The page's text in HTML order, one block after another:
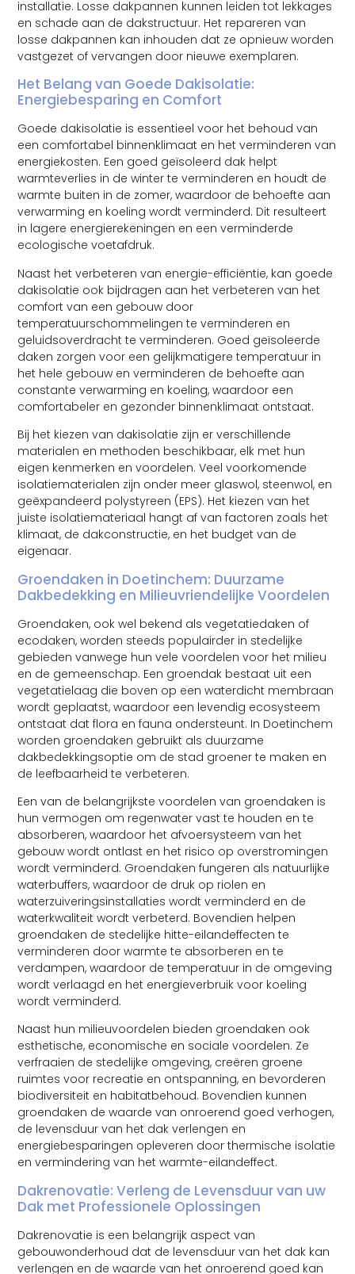
installatie. Losse dakpannen kunnen leiden tot lekkages
en schade aan de dakstructuur. Het repareren van
losse dakpannen kan inhouden dat ze opnieuw worden
vastgezet of vervangen door nieuwe exemplaren.
Het Belang van Goede Dakisolatie:
Energiebesparing en Comfort
Goede dakisolatie is essentieel voor het behoud van
een comfortabel binnenklimaat en het verminderen van
energiekosten. Een goed geïsoleerd dak helpt
warmteverlies in de winter te verminderen en houdt de
warmte buiten in de zomer, waardoor de behoefte aan
verwarming en koeling wordt verminderd. Dit resulteert
in lagere energierekeningen en een verminderde
ecologische voetafdruk.
Naast het verbeteren van energie-efficiëntie, kan goede
dakisolatie ook bijdragen aan het verbeteren van het
comfort van een gebouw door
temperatuurschommelingen te verminderen en
geluidsoverdracht te verminderen. Goed geïsoleerde
daken zorgen voor een gelijkmatigere temperatuur in
het hele gebouw en verminderen de behoefte aan
constante verwarming en koeling, waardoor een
comfortabeler en gezonder binnenklimaat ontstaat.
Bij het kiezen van dakisolatie zijn er verschillende
materialen en methoden beschikbaar, elk met hun
eigen kenmerken en voordelen. Veel voorkomende
isolatiematerialen zijn onder meer glaswol, steenwol, en
geëxpandeerd polystyreen (EPS). Het kiezen van het
juiste isolatiemateriaal hangt af van factoren zoals het
klimaat, de dakconstructie, en het budget van de
eigenaar.
Groendaken in Doetinchem: Duurzame
Dakbedekking en Milieuvriendelijke Voordelen
Groendaken, ook wel bekend als vegetatiedaken of
ecodaken, worden steeds populairder in stedelijke
gebieden vanwege hun vele voordelen voor het milieu
en de gemeenschap. Een groendak bestaat uit een
vegetatielaag die boven op een waterdicht membraan
wordt geplaatst, waardoor een levendig ecosysteem
ontstaat dat flora en fauna ondersteunt. In Doetinchem
worden groendaken gebruikt als duurzame
dakbedekkingsoptie om de stad groener te maken en
de leefbaarheid te verbeteren.
Een van de belangrijkste voordelen van groendaken is
hun vermogen om regenwater vast te houden en te
absorberen, waardoor het afvoersysteem van het
gebouw wordt ontlast en het risico op overstromingen
wordt verminderd. Groendaken fungeren als natuurlijke
waterbuffers, waardoor de druk op riolen en
waterzuiveringsinstallaties wordt verminderd en de
waterkwaliteit wordt verbeterd. Bovendien helpen
groendaken de stedelijke hitte-eilandeffecten te
verminderen door warmte te absorberen en te
verdampen, waardoor de temperatuur in de omgeving
wordt verlaagd en het energieverbruik voor koeling
wordt verminderd.
Naast hun milieuvoordelen bieden groendaken ook
esthetische, economische en sociale voordelen. Ze
verfraaien de stedelijke omgeving, creëren groene
ruimtes voor recreatie en ontspanning, en bevorderen
biodiversiteit en habitatbehoud. Bovendien kunnen
groendaken de waarde van onroerend goed verhogen,
de levensduur van het dak verlengen en
energiebesparingen opleveren door thermische isolatie
en vermindering van het warmte-eilandeffect.
Dakrenovatie: Verleng de Levensduur van uw
Dak met Professionele Oplossingen
Dakrenovatie is een belangrijk aspect van
gebouwonderhoud dat de levensduur van het dak kan
verlengen en de waarde van het onroerend goed kan